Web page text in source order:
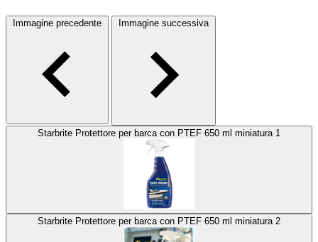
Immagine precedente Immagine successiva
Starbrite Protettore per barca con PTEF 650 ml miniatura 1
Starbrite Protettore per barca con PTEF 650 ml miniatura 2